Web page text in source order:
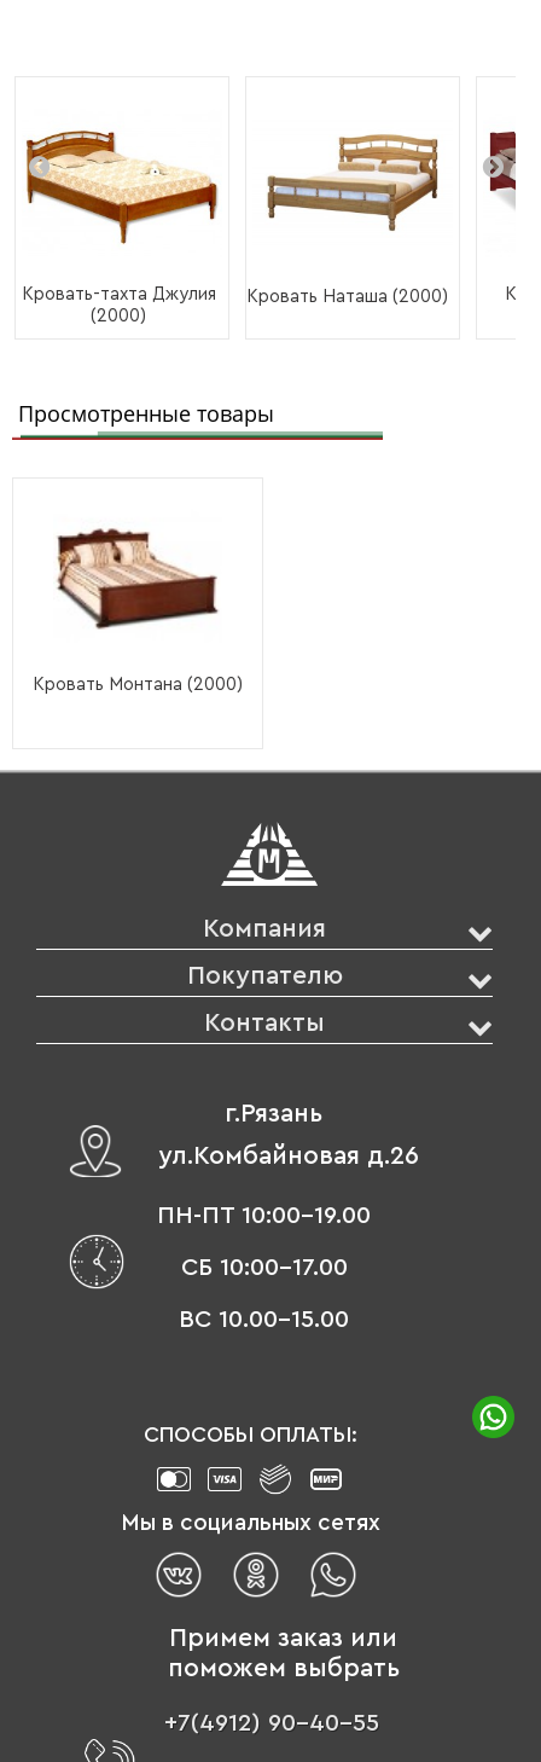
Кровать-тахта Джулия
(2000)
Кровать Наташа (2000)
Просмотренные товары
Кровать Монтана (2000)
Компания
Покупателю
Контакты
г.Рязань
ул.Комбайновая д.26
ПН-ПТ 10:00-19.00
СБ 10:00-17.00
ВС 10.00-15.00
СПОСОБЫ ОПЛАТЫ:
Мы в социальных сетях
Примем заказ или
поможем выбрать
+7(4912) 90-40-55